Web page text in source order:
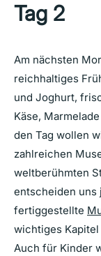
Tag 2
Am nächsten
reichhaltiges
und Joghurt,
Käse,
den Tag wollen
zahlreichen
weltberühmten
entscheiden uns
fertiggestellte
wichtiges
Auch für Kinder